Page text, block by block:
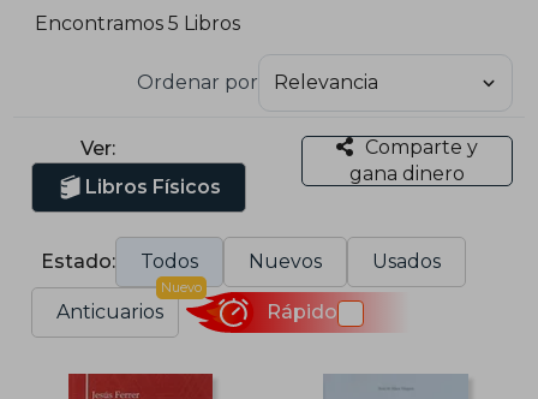
Encontramos 5 Libros
Ordenar por
Ver:
Libros Físicos
Comparte y
gana dinero
Estado: Todos Nuevos Usados
Anticuarios
Nuevo
Rápido